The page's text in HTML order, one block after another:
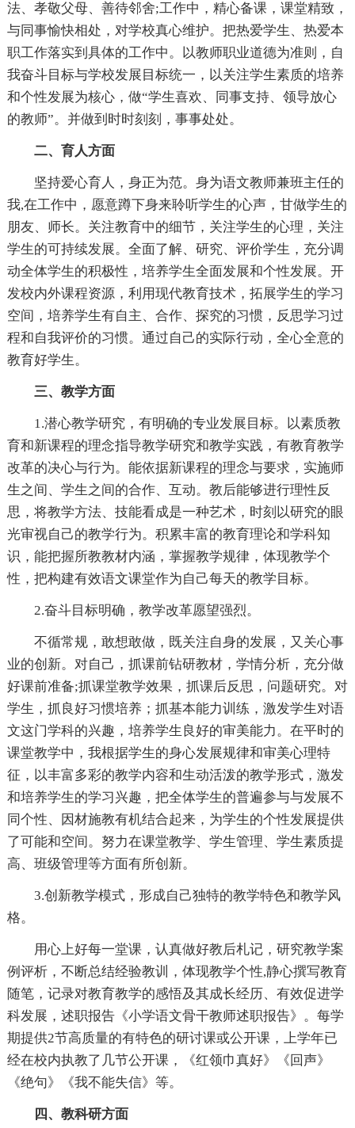
法、孝敬父母、善待邻舍;工作中，精心备课，课堂精致，
与同事愉快相处，对学校真心维护。把热爱学生、热爱本
职工作落实到具体的工作中。以教师职业道德为准则，自
我奋斗目标与学校发展目标统一，以关注学生素质的培养
和个性发展为核心，做“学生喜欢、同事支持、领导放心
的教师”。并做到时时刻刻，事事处处。
二、育人方面
坚持爱心育人，身正为范。身为语文教师兼班主任的
我,在工作中，愿意蹲下身来聆听学生的心声，甘做学生的
朋友、师长。关注教育中的细节，关注学生的心理，关注
学生的可持续发展。全面了解、研究、评价学生，充分调
动全体学生的积极性，培养学生全面发展和个性发展。开
发校内外课程资源，利用现代教育技术，拓展学生的学习
空间，培养学生有自主、合作、探究的习惯，反思学习过
程和自我评价的习惯。通过自己的实际行动，全心全意的
教育好学生。
三、教学方面
1.潜心教学研究，有明确的专业发展目标。以素质教
育和新课程的理念指导教学研究和教学实践，有教育教学
改革的决心与行为。能依据新课程的理念与要求，实施师
生之间、学生之间的合作、互动。教后能够进行理性反
思，将教学方法、技能看成是一种艺术，时刻以研究的眼
光审视自己的教学行为。积累丰富的教育理论和学科知
识，能把握所教教材内涵，掌握教学规律，体现教学个
性，把构建有效语文课堂作为自己每天的教学目标。
2.奋斗目标明确，教学改革愿望强烈。
不循常规，敢想敢做，既关注自身的发展，又关心事
业的创新。对自己，抓课前钻研教材，学情分析，充分做
好课前准备;抓课堂教学效果，抓课后反思，问题研究。对
学生，抓良好习惯培养；抓基本能力训练，激发学生对语
文这门学科的兴趣，培养学生良好的审美能力。在平时的
课堂教学中，我根据学生的身心发展规律和审美心理特
征，以丰富多彩的教学内容和生动活泼的教学形式，激发
和培养学生的学习兴趣，把全体学生的普遍参与与发展不
同个性、因材施教有机结合起来，为学生的个性发展提供
了可能和空间。努力在课堂教学、学生管理、学生素质提
高、班级管理等方面有所创新。
3.创新教学模式，形成自己独特的教学特色和教学风
格。
用心上好每一堂课，认真做好教后札记，研究教学案
例评析，不断总结经验教训，体现教学个性,静心撰写教育
随笔，记录对教育教学的感悟及其成长经历、有效促进学
科发展，述职报告《小学语文骨干教师述职报告》。每学
期提供2节高质量的有特色的研讨课或公开课，上学年已
经在校内执教了几节公开课，《红领巾真好》《回声》
《绝句》《我不能失信》等。
四、教科研方面